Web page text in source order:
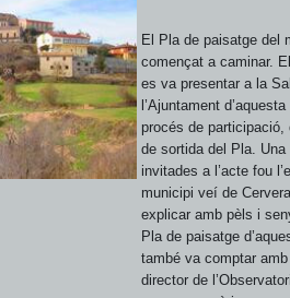
El Pla de paisatge del
començat a caminar.
es va presentar a la
l’Ajuntament
procés de
de sortida del Pla.
invitades a l’acte fou
municipi veí de
explicar amb pèls i
Pla de paisatge
també va comptar
director de